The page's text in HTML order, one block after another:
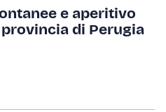
e aperitivo
di Perugia